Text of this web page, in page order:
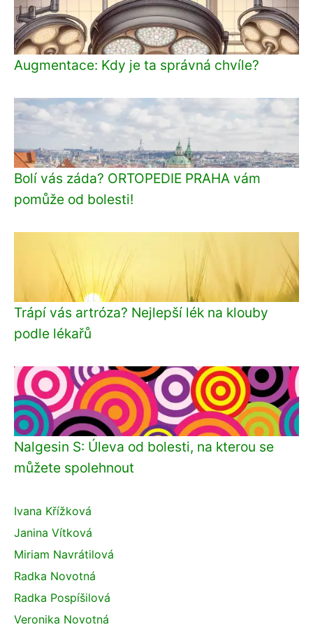
Augmentace: Kdy je ta správná chvíle?
Bolí vás záda? ORTOPEDIE PRAHA vám
pomůže od bolesti!
Trápí vás artróza? Nejlepší lék na klouby
podle lékařů
Nalgesin S: Úleva od bolesti, na kterou se
můžete spolehnout
Ivana Křížková
Janina Vítková
Miriam Navrátilová
Radka Novotná
Radka Pospíšilová
Veronika Novotná